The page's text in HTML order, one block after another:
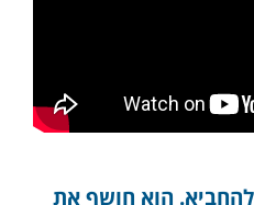
להחביא. הוא חושף את